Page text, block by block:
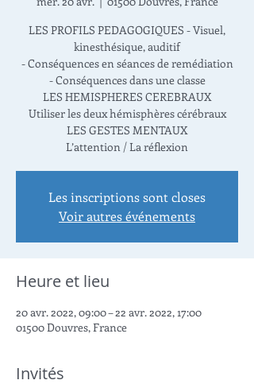
LES PROFILS PEDAGOGIQUES - Visuel,
kinesthésique, auditif
- Conséquences en séances de remédiation
- Conséquences dans une classe
LES HEMISPHERES CEREBRAUX
Utiliser les deux hémisphères cérébraux
LES GESTES MENTAUX
L’attention / La réflexion
Les inscriptions sont closes
Voir autres événements
Heure et lieu
20 avr. 2022, 09:00 – 22 avr. 2022, 17:00
01500 Douvres, France
Invités